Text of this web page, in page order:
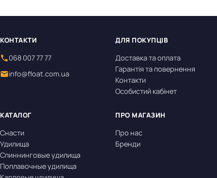
КОНТАКТИ
068 007 77 77
info@float.com.ua
ДЛЯ ПОКУПЦІВ
Доставка та оплата
Гарантія та повернення
Контакти
Особистий кабінет
КАТАЛОГ
Снасти
Удилища
Спиннинговые удилища
Поплавочные удилища
ПРО МАГАЗИН
Про нас
Бренди